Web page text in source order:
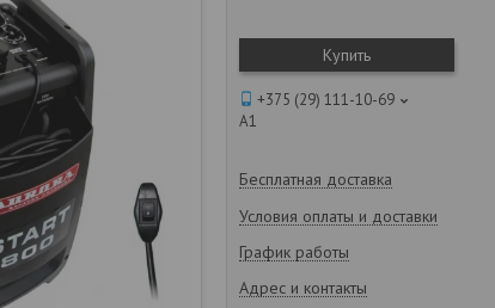
Купить
+375 (29) 111-10-69
А1
Бесплатная доставка
Условия оплаты и доставки
График работы
Адрес и контакты